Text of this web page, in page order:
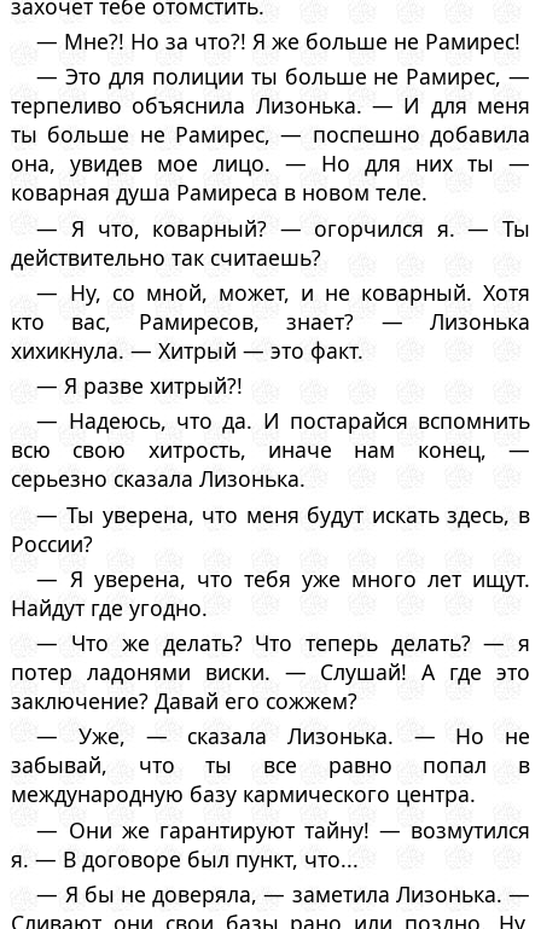
— Мне?! Но за что?! Я же больше не Рамирес!
— Это для полиции ты больше не Рамирес, —
терпеливо объяснила Лизонька. — И для меня
ты больше не Рамирес, — поспешно добавила
она, увидев мое лицо. — Но для них ты —
коварная душа Рамиреса в новом теле.
— Я что, коварный? — огорчился я. — Ты
действительно так считаешь?
— Ну, со мной, может, и не коварный. Хотя
кто вас, Рамиресов, знает? — Лизонька
хихикнула. — Хитрый — это факт.
— Я разве хитрый?!
— Надеюсь, что да. И постарайся вспомнить
всю свою хитрость, иначе нам конец, —
серьезно сказала Лизонька.
— Ты уверена, что меня будут искать здесь, в
России?
— Я уверена, что тебя уже много лет ищут.
Найдут где угодно.
— Что же делать? Что теперь делать? — я
потер ладонями виски. — Слушай! А где это
заключение? Давай его сожжем?
— Уже, — сказала Лизонька. — Но не
забывай, что ты все равно попал в
международную базу кармического центра.
— Они же гарантируют тайну! — возмутился
я. — В договоре был пункт, что...
— Я бы не доверяла, — заметила Лизонька. —
Сливают они свои базы рано или поздно. Ну,